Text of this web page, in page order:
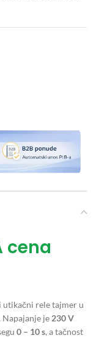
cena
utikačni rele tajmer u
Napajanje je 230 V
0 – 10 s, a tačnost